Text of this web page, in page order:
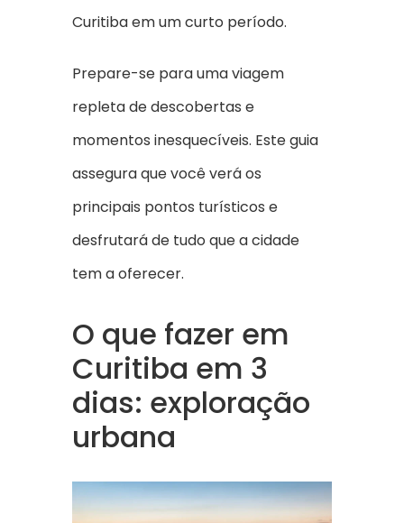
Curitiba em um curto período.
Prepare-se para uma viagem
repleta de descobertas e
momentos inesquecíveis. Este guia
assegura que você verá os
principais pontos turísticos e
desfrutará de tudo que a cidade
tem a oferecer.
O que fazer em
Curitiba em 3
dias: exploração
urbana